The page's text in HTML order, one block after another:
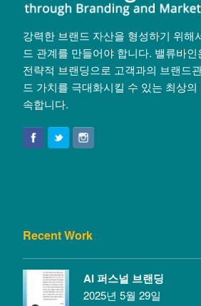
강력한 브랜드 자산을 형성하기 위해
드 관계를 만들어야 합니다. 밸류바
전략적 브랜딩으로 고객과의 브랜드
드 가치를 극대화시킬 수 있는 최상
속합니다.
Recent Work
AI 퍼스널 브랜딩
2025년 5월 29일